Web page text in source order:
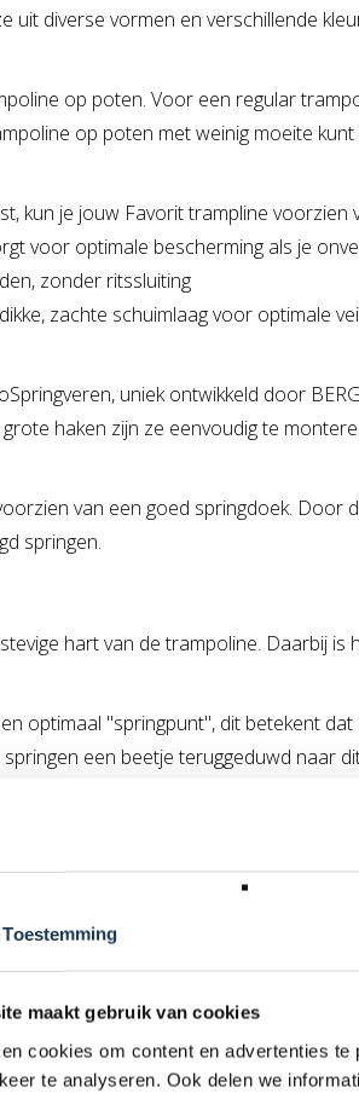
Toestemming
maakt gebruik van cookies
cookies om content en advertenties
te analyseren. Ook delen we
uit diverse vormen en verschillende
op poten. Voor een regular
op poten met weinig moeite kunt
kun je jouw Favorit trampline voorzien
voor optimale bescherming als je
zonder ritssluiting
zachte schuimlaag voor optimale
uniek ontwikkeld door
haken zijn ze eenvoudig te
van een goed springdoek.
springen.
hart van de trampoline. Daarbij
optimaal "springpunt", dit betekent
een beetje teruggeduwd naar
met of zonder veiligheidsnet?
trampolines.
ingang